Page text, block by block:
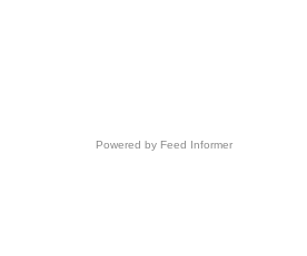
Powered by Feed Informer